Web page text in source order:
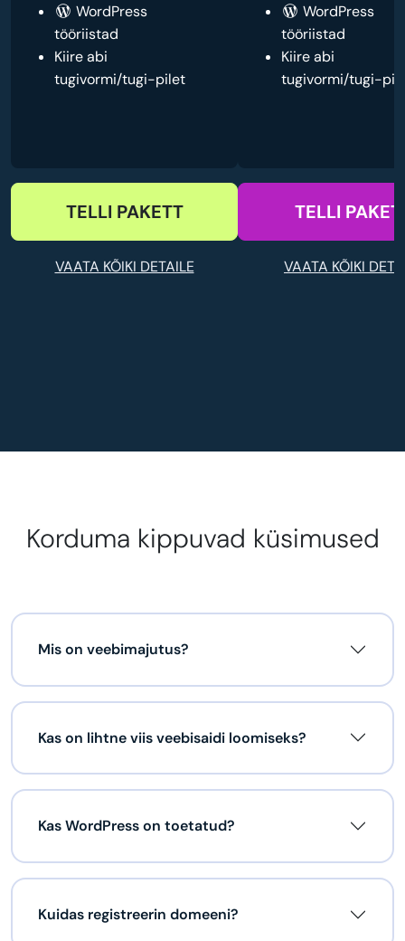
WordPress
tööriistad
Kiire abi
tugivormi/tugi-pilet
TELLI PAKETT
VAATA KÕIKI DETAILE
WordPress
tööriistad
Kiire abi
tugivormi/tugi-
TELLI
VAATA KÕIKI
Korduma kippuvad küsimused
Mis on veebimajutus?
Kas on lihtne viis veebisaidi loomiseks?
Kas WordPress on toetatud?
Kuidas registreerin domeeni?